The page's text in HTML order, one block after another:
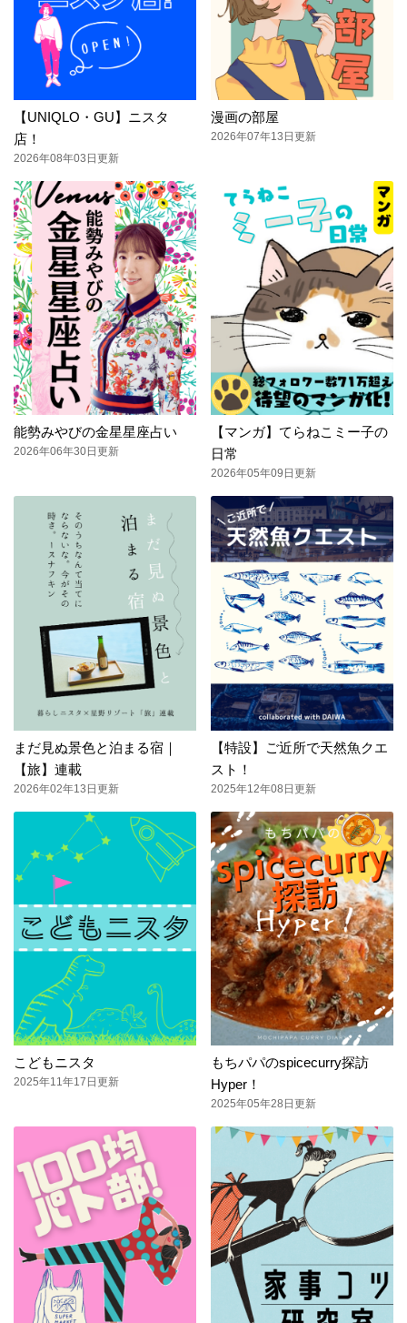
【UNIQLO・GU】ニスタ
店！
2026年08年03日更新
漫画の部屋
2026年07年13日更新
能勢みやびの金星星座占い
2026年06年30日更新
【マンガ】てらねこミー子の
日常
2026年05年09日更新
まだ見ぬ景色と泊まる宿｜
【旅】連載
2026年02年13日更新
【特設】ご近所で天然魚クエ
スト！
2025年12年08日更新
こどもニスタ
2025年11年17日更新
もちパパのspicecurry探訪
Hyper！
2025年05年28日更新